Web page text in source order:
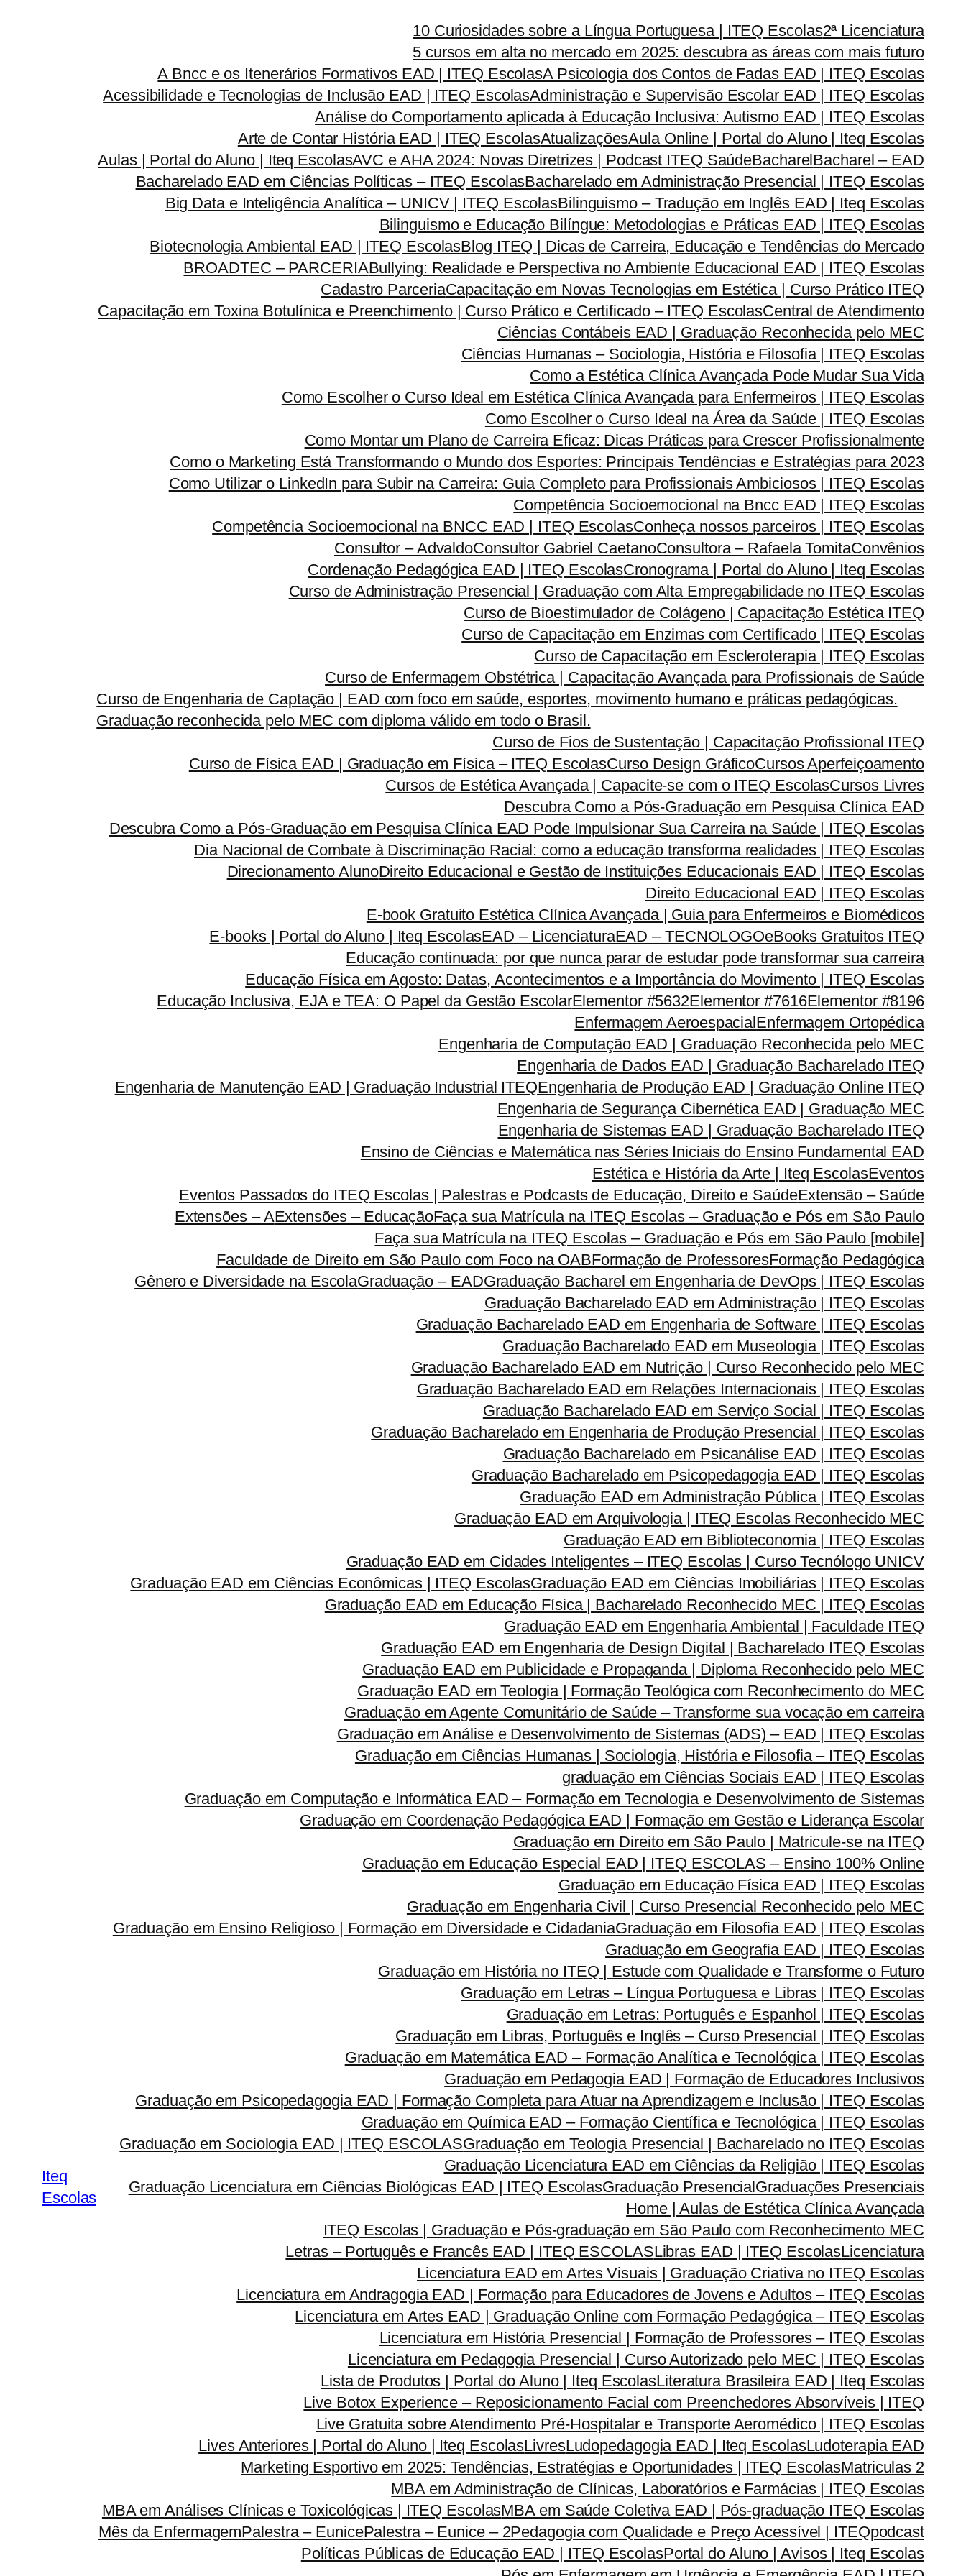
Iteq
Escolas
10 Curiosidades sobre a Língua Portuguesa | ITEQ Escolas2ª Licenciatura
5 cursos em alta no mercado em 2025: descubra as áreas com mais futuro
A Bncc e os Itenerários Formativos EAD | ITEQ EscolasA Psicologia dos Contos de Fadas EAD | ITEQ Escolas
Acessibilidade e Tecnologias de Inclusão EAD | ITEQ EscolasAdministração e Supervisão Escolar EAD | ITEQ Escolas
Análise do Comportamento aplicada à Educação Inclusiva: Autismo EAD | ITEQ Escolas
Arte de Contar História EAD | ITEQ EscolasAtualizaçõesAula Online | Portal do Aluno | Iteq Escolas
Aulas | Portal do Aluno | Iteq EscolasAVC e AHA 2024: Novas Diretrizes | Podcast ITEQ SaúdeBacharelBacharel – EAD
Bacharelado EAD em Ciências Políticas – ITEQ EscolasBacharelado em Administração Presencial | ITEQ Escolas
Big Data e Inteligência Analítica – UNICV | ITEQ EscolasBilinguismo – Tradução em Inglês EAD | Iteq Escolas
Bilinguismo e Educação Bilíngue: Metodologias e Práticas EAD | ITEQ Escolas
Biotecnologia Ambiental EAD | ITEQ EscolasBlog ITEQ | Dicas de Carreira, Educação e Tendências do Mercado
BROADTEC – PARCERIABullying: Realidade e Perspectiva no Ambiente Educacional EAD | ITEQ Escolas
Cadastro ParceriaCapacitação em Novas Tecnologias em Estética | Curso Prático ITEQ
Capacitação em Toxina Botulínica e Preenchimento | Curso Prático e Certificado – ITEQ EscolasCentral de Atendimento
Ciências Contábeis EAD | Graduação Reconhecida pelo MEC
Ciências Humanas – Sociologia, História e Filosofia | ITEQ Escolas
Como a Estética Clínica Avançada Pode Mudar Sua Vida
Como Escolher o Curso Ideal em Estética Clínica Avançada para Enfermeiros | ITEQ Escolas
Como Escolher o Curso Ideal na Área da Saúde | ITEQ Escolas
Como Montar um Plano de Carreira Eficaz: Dicas Práticas para Crescer Profissionalmente
Como o Marketing Está Transformando o Mundo dos Esportes: Principais Tendências e Estratégias para 2023
Como Utilizar o LinkedIn para Subir na Carreira: Guia Completo para Profissionais Ambiciosos | ITEQ Escolas
Competência Socioemocional na Bncc EAD | ITEQ Escolas
Competência Socioemocional na BNCC EAD | ITEQ EscolasConheça nossos parceiros | ITEQ Escolas
Consultor – AdvaldoConsultor Gabriel CaetanoConsultora – Rafaela TomitaConvênios
Cordenação Pedagógica EAD | ITEQ EscolasCronograma | Portal do Aluno | Iteq Escolas
Curso de Administração Presencial | Graduação com Alta Empregabilidade no ITEQ Escolas
Curso de Bioestimulador de Colágeno | Capacitação Estética ITEQ
Curso de Capacitação em Enzimas com Certificado | ITEQ Escolas
Curso de Capacitação em Escleroterapia | ITEQ Escolas
Curso de Enfermagem Obstétrica | Capacitação Avançada para Profissionais de Saúde
Curso de Engenharia de Captação | EAD com foco em saúde, esportes, movimento humano e práticas pedagógicas.
Graduação reconhecida pelo MEC com diploma válido em todo o Brasil.
Curso de Fios de Sustentação | Capacitação Profissional ITEQ
Curso de Física EAD | Graduação em Física – ITEQ EscolasCurso Design GráficoCursos Aperfeiçoamento
Cursos de Estética Avançada | Capacite-se com o ITEQ EscolasCursos Livres
Descubra Como a Pós-Graduação em Pesquisa Clínica EAD
Descubra Como a Pós-Graduação em Pesquisa Clínica EAD Pode Impulsionar Sua Carreira na Saúde | ITEQ Escolas
Dia Nacional de Combate à Discriminação Racial: como a educação transforma realidades | ITEQ Escolas
Direcionamento AlunoDireito Educacional e Gestão de Instituições Educacionais EAD | ITEQ Escolas
Direito Educacional EAD | ITEQ Escolas
E-book Gratuito Estética Clínica Avançada | Guia para Enfermeiros e Biomédicos
E-books | Portal do Aluno | Iteq EscolasEAD – LicenciaturaEAD – TECNOLOGOeBooks Gratuitos ITEQ
Educação continuada: por que nunca parar de estudar pode transformar sua carreira
Educação Física em Agosto: Datas, Acontecimentos e a Importância do Movimento | ITEQ Escolas
Educação Inclusiva, EJA e TEA: O Papel da Gestão EscolarElementor #5632Elementor #7616Elementor #8196
Enfermagem AeroespacialEnfermagem Ortopédica
Engenharia de Computação EAD | Graduação Reconhecida pelo MEC
Engenharia de Dados EAD | Graduação Bacharelado ITEQ
Engenharia de Manutenção EAD | Graduação Industrial ITEQEngenharia de Produção EAD | Graduação Online ITEQ
Engenharia de Segurança Cibernética EAD | Graduação MEC
Engenharia de Sistemas EAD | Graduação Bacharelado ITEQ
Ensino de Ciências e Matemática nas Séries Iniciais do Ensino Fundamental EAD
Estética e História da Arte | Iteq EscolasEventos
Eventos Passados do ITEQ Escolas | Palestras e Podcasts de Educação, Direito e SaúdeExtensão – Saúde
Extensões – AExtensões – EducaçãoFaça sua Matrícula na ITEQ Escolas – Graduação e Pós em São Paulo
Faça sua Matrícula na ITEQ Escolas – Graduação e Pós em São Paulo [mobile]
Faculdade de Direito em São Paulo com Foco na OABFormação de ProfessoresFormação Pedagógica
Gênero e Diversidade na EscolaGraduação – EADGraduação Bacharel em Engenharia de DevOps | ITEQ Escolas
Graduação Bacharelado EAD em Administração | ITEQ Escolas
Graduação Bacharelado EAD em Engenharia de Software | ITEQ Escolas
Graduação Bacharelado EAD em Museologia | ITEQ Escolas
Graduação Bacharelado EAD em Nutrição | Curso Reconhecido pelo MEC
Graduação Bacharelado EAD em Relações Internacionais | ITEQ Escolas
Graduação Bacharelado EAD em Serviço Social | ITEQ Escolas
Graduação Bacharelado em Engenharia de Produção Presencial | ITEQ Escolas
Graduação Bacharelado em Psicanálise EAD | ITEQ Escolas
Graduação Bacharelado em Psicopedagogia EAD | ITEQ Escolas
Graduação EAD em Administração Pública | ITEQ Escolas
Graduação EAD em Arquivologia | ITEQ Escolas Reconhecido MEC
Graduação EAD em Biblioteconomia | ITEQ Escolas
Graduação EAD em Cidades Inteligentes – ITEQ Escolas | Curso Tecnólogo UNICV
Graduação EAD em Ciências Econômicas | ITEQ EscolasGraduação EAD em Ciências Imobiliárias | ITEQ Escolas
Graduação EAD em Educação Física | Bacharelado Reconhecido MEC | ITEQ Escolas
Graduação EAD em Engenharia Ambiental | Faculdade ITEQ
Graduação EAD em Engenharia de Design Digital | Bacharelado ITEQ Escolas
Graduação EAD em Publicidade e Propaganda | Diploma Reconhecido pelo MEC
Graduação EAD em Teologia | Formação Teológica com Reconhecimento do MEC
Graduação em Agente Comunitário de Saúde – Transforme sua vocação em carreira
Graduação em Análise e Desenvolvimento de Sistemas (ADS) – EAD | ITEQ Escolas
Graduação em Ciências Humanas | Sociologia, História e Filosofia – ITEQ Escolas
graduação em Ciências Sociais EAD | ITEQ Escolas
Graduação em Computação e Informática EAD – Formação em Tecnologia e Desenvolvimento de Sistemas
Graduação em Coordenação Pedagógica EAD | Formação em Gestão e Liderança Escolar
Graduação em Direito em São Paulo | Matricule-se na ITEQ
Graduação em Educação Especial EAD | ITEQ ESCOLAS – Ensino 100% Online
Graduação em Educação Física EAD | ITEQ Escolas
Graduação em Engenharia Civil | Curso Presencial Reconhecido pelo MEC
Graduação em Ensino Religioso | Formação em Diversidade e CidadaniaGraduação em Filosofia EAD | ITEQ Escolas
Graduação em Geografia EAD | ITEQ Escolas
Graduação em História no ITEQ | Estude com Qualidade e Transforme o Futuro
Graduação em Letras – Língua Portuguesa e Libras | ITEQ Escolas
Graduação em Letras: Português e Espanhol | ITEQ Escolas
Graduação em Libras, Português e Inglês – Curso Presencial | ITEQ Escolas
Graduação em Matemática EAD – Formação Analítica e Tecnológica | ITEQ Escolas
Graduação em Pedagogia EAD | Formação de Educadores Inclusivos
Graduação em Psicopedagogia EAD | Formação Completa para Atuar na Aprendizagem e Inclusão | ITEQ Escolas
Graduação em Química EAD – Formação Científica e Tecnológica | ITEQ Escolas
Graduação em Sociologia EAD | ITEQ ESCOLASGraduação em Teologia Presencial | Bacharelado no ITEQ Escolas
Graduação Licenciatura EAD em Ciências da Religião | ITEQ Escolas
Graduação Licenciatura em Ciências Biológicas EAD | ITEQ EscolasGraduação PresencialGraduações Presenciais
Home | Aulas de Estética Clínica Avançada
ITEQ Escolas | Graduação e Pós-graduação em São Paulo com Reconhecimento MEC
Letras – Português e Francês EAD | ITEQ ESCOLASLibras EAD | ITEQ EscolasLicenciatura
Licenciatura EAD em Artes Visuais | Graduação Criativa no ITEQ Escolas
Licenciatura em Andragogia EAD | Formação para Educadores de Jovens e Adultos – ITEQ Escolas
Licenciatura em Artes EAD | Graduação Online com Formação Pedagógica – ITEQ Escolas
Licenciatura em História Presencial | Formação de Professores – ITEQ Escolas
Licenciatura em Pedagogia Presencial | Curso Autorizado pelo MEC | ITEQ Escolas
Lista de Produtos | Portal do Aluno | Iteq EscolasLiteratura Brasileira EAD | Iteq Escolas
Live Botox Experience – Reposicionamento Facial com Preenchedores Absorvíveis | ITEQ
Live Gratuita sobre Atendimento Pré-Hospitalar e Transporte Aeromédico | ITEQ Escolas
Lives Anteriores | Portal do Aluno | Iteq EscolasLivresLudopedagogia EAD | Iteq EscolasLudoterapia EAD
Marketing Esportivo em 2025: Tendências, Estratégias e Oportunidades | ITEQ EscolasMatriculas 2
MBA em Administração de Clínicas, Laboratórios e Farmácias | ITEQ Escolas
MBA em Análises Clínicas e Toxicológicas | ITEQ EscolasMBA em Saúde Coletiva EAD | Pós-graduação ITEQ Escolas
Mês da EnfermagemPalestra – EunicePalestra – Eunice – 2Pedagogia com Qualidade e Preço Acessível | ITEQpodcast
Políticas Públicas de Educação EAD | ITEQ EscolasPortal do Aluno | Avisos | Iteq Escolas